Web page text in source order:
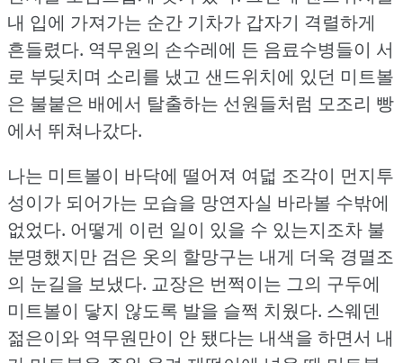
내 입에 가져가는 순간 기차가 갑자기 격렬하게
흔들렸다. 역무원의 손수레에 든 음료수병들이 서
로 부딪치며 소리를 냈고 샌드위치에 있던 미트볼
은 불붙은 배에서 탈출하는 선원들처럼 모조리 빵
에서 뛰쳐나갔다.
나는 미트볼이 바닥에 떨어져 여덟 조각이 먼지투
성이가 되어가는 모습을 망연자실 바라볼 수밖에
없었다. 어떻게 이런 일이 있을 수 있는지조차 불
분명했지만 검은 옷의 할망구는 내게 더욱 경멸조
의 눈길을 보냈다. 교장은 번쩍이는 그의 구두에
미트볼이 닿지 않도록 발을 슬쩍 치웠다. 스웨덴
젊은이와 역무원만이 안 됐다는 내색을 하면서 내